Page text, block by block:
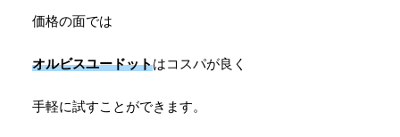
価格の面では
オルビスユードットはコスパが良く
手軽に試すことができます。